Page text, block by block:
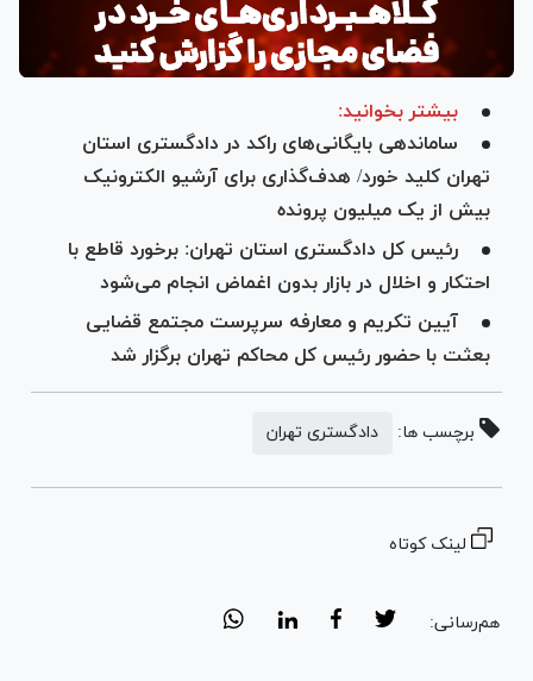
بیشتر بخوانید:
ساماندهی بایگانی‌های راکد در دادگستری استان
تهران کلید خورد/ هدف‌گذاری برای آرشیو الکترونیک
بیش از یک میلیون پرونده
رئیس کل دادگستری استان تهران: برخورد قاطع با
احتکار و اخلال در بازار بدون اغماض انجام می‌شود
آیین تکریم و معارفه سرپرست مجتمع قضایی
بعثت با حضور رئیس کل محاکم تهران برگزار شد
برچسب ها: دادگستری تهران
لینک کوتاه
هم‌رسانی: